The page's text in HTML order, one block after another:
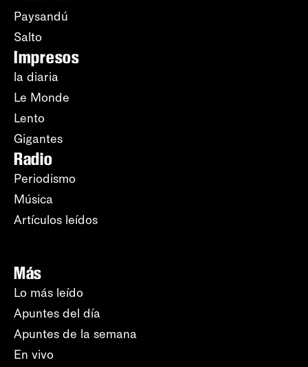
Paysandú
Salto
Impresos
la diaria
Le Monde
Lento
Gigantes
Radio
Periodismo
Música
Artículos leídos
Más
Lo más leído
Apuntes del día
Apuntes de la semana
En vivo